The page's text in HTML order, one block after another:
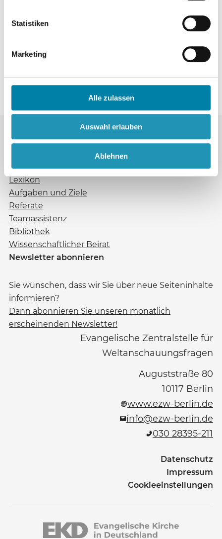
Statistiken
Marketing
Alle zulassen
Auswahl erlauben
Ablehnen
Die Abbestellung des Abonnements ist nur mit
einer Frist von 6 Wochen zum Jahresende möglich
und bedarf der Textform (Brief, Fax oder E-Mail).
Die EZW
Lexikon
Aufgaben und Ziele
Referate
Teamassistenz
Bibliothek
Wissenschaftlicher Beirat
Newsletter abonnieren
Sie wünschen, dass wir Sie über neue Seiteninhalte
informieren?
Dann abonnieren Sie unseren monatlich
erscheinenden Newsletter!
Evangelische Zentralstelle für
Weltanschauungsfragen
Auguststraße 80
10117 Berlin
www.ezw-berlin.de
info@ezw-berlin.de
030 28395-211
Datenschutz
Impressum
Cookieeinstellungen